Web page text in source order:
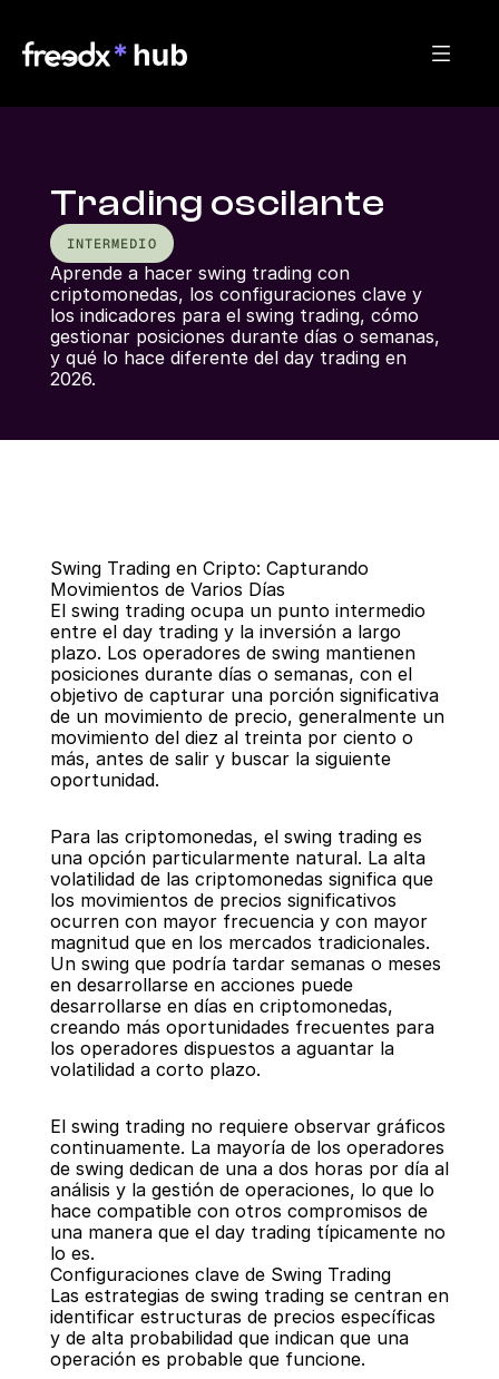
Trading oscilante
INTERMEDIO
Aprende a hacer swing trading con
criptomonedas, los configuraciones clave y
los indicadores para el swing trading, cómo
gestionar posiciones durante días o semanas,
y qué lo hace diferente del day trading en
2026.
Regresar
Swing Trading en Cripto: Capturando
Movimientos de Varios Días
El swing trading ocupa un punto intermedio
entre el day trading y la inversión a largo
plazo. Los operadores de swing mantienen
posiciones durante días o semanas, con el
objetivo de capturar una porción significativa
de un movimiento de precio, generalmente un
movimiento del diez al treinta por ciento o
más, antes de salir y buscar la siguiente
oportunidad.
Para las criptomonedas, el swing trading es
una opción particularmente natural. La alta
volatilidad de las criptomonedas significa que
los movimientos de precios significativos
ocurren con mayor frecuencia y con mayor
magnitud que en los mercados tradicionales.
Un swing que podría tardar semanas o meses
en desarrollarse en acciones puede
desarrollarse en días en criptomonedas,
creando más oportunidades frecuentes para
los operadores dispuestos a aguantar la
volatilidad a corto plazo.
El swing trading no requiere observar gráficos
continuamente. La mayoría de los operadores
de swing dedican de una a dos horas por día al
análisis y la gestión de operaciones, lo que lo
hace compatible con otros compromisos de
una manera que el day trading típicamente no
lo es.
Configuraciones clave de Swing Trading
Las estrategias de swing trading se centran en
identificar estructuras de precios específicas
y de alta probabilidad que indican que una
operación es probable que funcione.